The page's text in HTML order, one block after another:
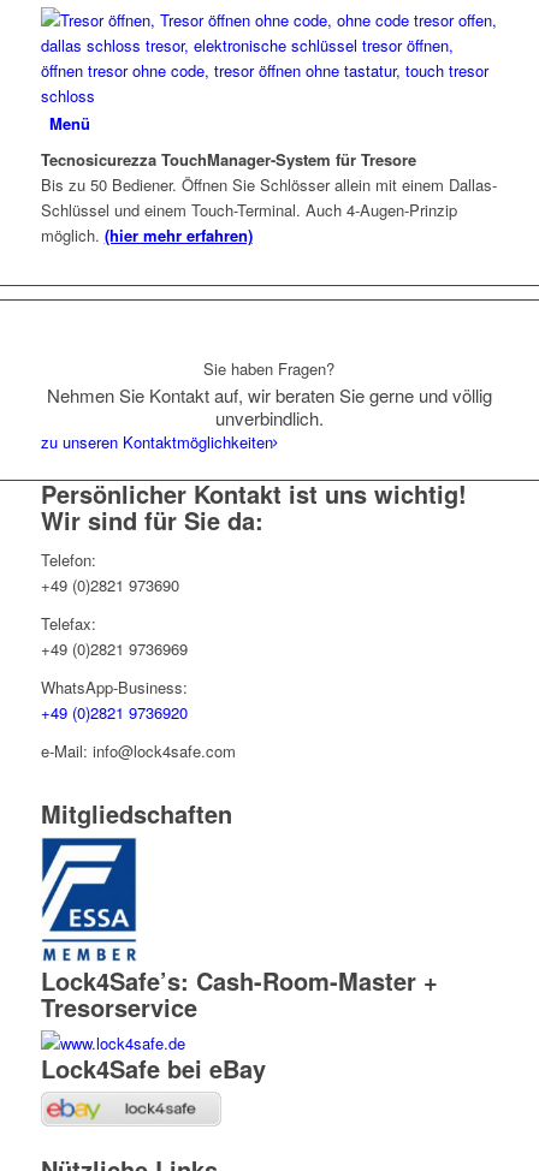
Menü
Tecnosicurezza TouchManager-System für Tresore
Bis zu 50 Bediener. Öffnen Sie Schlösser allein mit einem Dallas-
Schlüssel und einem Touch-Terminal. Auch 4-Augen-Prinzip
möglich. (hier mehr erfahren)
Sie haben Fragen?
Nehmen Sie Kontakt auf, wir beraten Sie gerne und völlig
unverbindlich.
zu unseren Kontaktmöglichkeiten
Persönlicher Kontakt ist uns wichtig!
Wir sind für Sie da:
Telefon:
+49 (0)2821 973690
Telefax:
+49 (0)2821 9736969
WhatsApp-Business:
+49 (0)2821 9736920
e-Mail: info@lock4safe.com
Mitgliedschaften
Lock4Safe’s: Cash-Room-Master +
Tresorservice
Lock4Safe bei eBay